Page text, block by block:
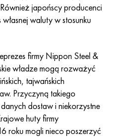
japońscy producenci
waluty w stosunku
firmy Nippon Steel &
władze mogą rozważyć
tajwańskich
Przyczyną takiego
dostaw i niekorzystne
huty firmy
roku mogli nieco poszerzyć
45500